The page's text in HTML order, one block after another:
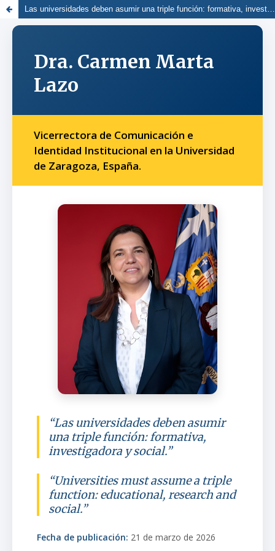
Las universidades deben asumir una triple función: formativa, investigadora y social. Diálogo con la Dra. Carmen Marta Lazo